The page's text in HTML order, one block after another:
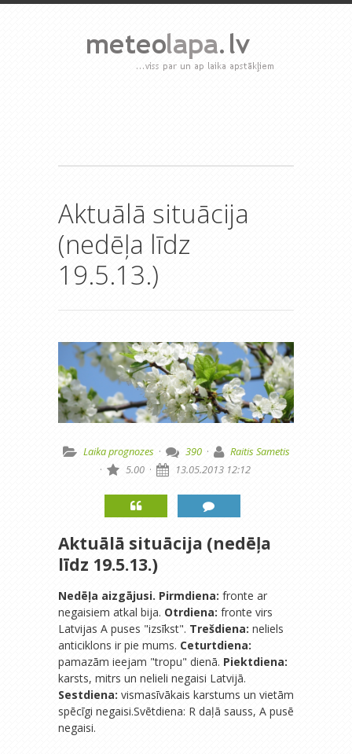
Aktuālā situācija
(nedēļa līdz
19.5.13.)
Laika prognozes · 390 ·
Raitis Sametis
·
5.00 · 13.05.2013 12:12
Aktuālā situācija (nedēļa
līdz 19.5.13.)
Nedēļa aizgājusi. Pirmdiena: fronte ar
negaisiem atkal bija. Otrdiena: fronte virs
Latvijas A puses "izsīkst". Trešdiena: neliels
anticiklons ir pie mums. Ceturtdiena:
pamazām ieejam "tropu" dienā. Piektdiena:
karsts, mitrs un nelieli negaisi Latvijā.
Sestdiena: vismasīvākais karstums un vietām
spēcīgi negaisi.Svētdiena: R daļā sauss, A pusē
negaisi.